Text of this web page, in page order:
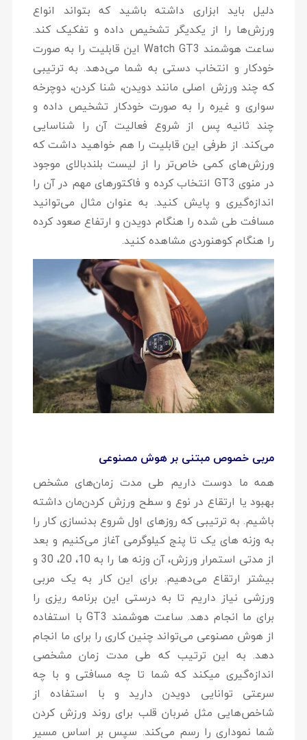
دلیل باید ابزاری داشته باشید که بتواند انواع
ورزش‌ها را از یکدیگر تشخیص داده و تفکیک کند.
ساعت هوشمند Watch GT3 این قابلیت را به صورت
خودکار و انتخاب دستی به شما می‌دهد. به ترتیبی
که چند ورزش اصلی مانند دویدن، شنا کردن، دوچرخه
سواری و غیره را به صورت خودکار تشخیص داده و
چند ثانیه پس از شروع فعالیت آن را شناسایی
می‌کند. از طرفی این قابلیت را هم خواهید داشت که
ورزش‌های کمی خاص‌تر را از لیست بلندبالای موجود
در منوی GT3 انتخاب کرده و فاکتورهای مهم در آن را
اندازه‌گیری و پایش کنید. به عنوان مثال می‌توانید
مسافت طی شده را هنگام دویدن و ارتفاع صعود کرده
را هنگام کوهنوردی مشاهده کنید.
مربی خصوص مبتنی بر هوش مصنوعی
همه ما دوست داریم طی مدت زمان‌های مشخص
بهبود یا ارتقاع در نوع و سطح ورزش کردن‌مان داشته
باشیم. به ترتیبی که روزهای اول شروع بدنسازی کار را
به وزنه های یک تا پنج کیلوگرمی آغاز می‌کنیم و بعد
از مدتی استمرار ورزش، آن وزنه ها را به 10، 20، 30 و
بیشتر ارتقاع می‌دهیم. برای این کار به یک مربی
ورزشی نیاز داریم تا به درستی این برنامه ریزی را
برای ما انجام دهد. ساعت هوشمند GT3 با استفاده
از هوش مصنوعی می‌تواند چنین کاری را برای ما انجام
دهد. به این ترتیب که طی مدت زمان مشخصی
اندازه‌گیری میکند که شما تا چه مسافتی و با چه
سرعتی توانایی دویدن دارید و با استفاده از
شاخص‌هایی مثل ضربان قلب برای روند ورزش کردن
شما نموداری را رسم می‌کند. سپس بر اساس مسیر